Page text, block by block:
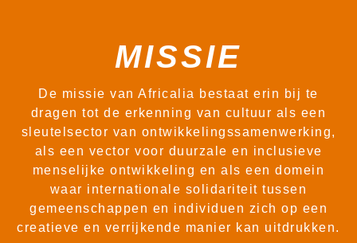
MISSIE
De missie van Africalia bestaat erin bij te
dragen tot de erkenning van cultuur als een
sleutelsector van ontwikkelingssamenwerking,
als een vector voor duurzale en inclusieve
menselijke ontwikkeling en als een domein
waar internationale solidariteit tussen
gemeenschappen en individuen zich op een
creatieve en verrijkende manier kan uitdrukken.